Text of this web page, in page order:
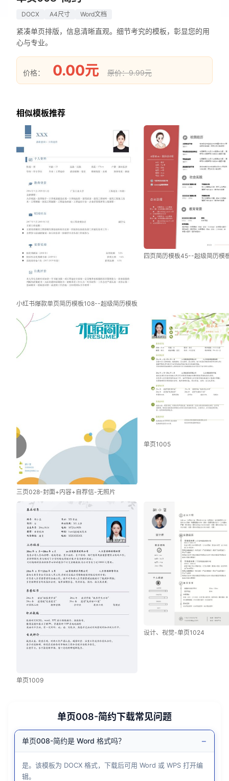
DOCX A4尺寸 Word文档
紧凑单页排版，信息清晰直观。细节考究的模板，彰显您的用
心与专业。
价格： 0.00元 原价：9.99元
相似模板推荐
小红书爆款单页简历模板108--超级简历模板
四页简历模板45--超级简历模
三页028-封面+内容+自荐信-无照片
单页1005
单页1009
设计、视觉-单页1024
单页008-简约下载常见问题
单页008-简约是 Word 格式吗？ −
是。该模板为 DOCX 格式，下载后可用 Word 或 WPS 打开编
辑。